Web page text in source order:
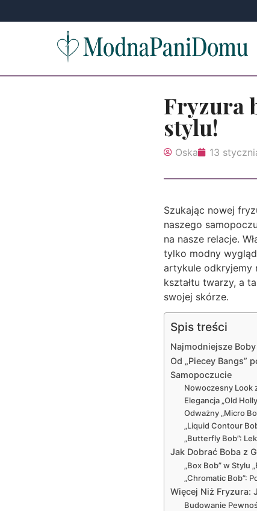
Fryzura
stylu!
Oska 13
Szukając nowej
naszego
na nasze relacje.
tylko modny
artykule odkryjemy
kształtu twarzy, a
swojej skórze.
Spis treści
Najmodniejsze
Od „Piecey Bangs”
Samopoczucie
Nowoczesny Look
Elegancja „Old
Odważny „Micro
„Liquid Contour
„Butterfly Bob”:
Jak Dobrać Boba z
„Box Bob” w Stylu
„Chromatic Bob”:
Więcej Niż Fryzura:
Budowanie